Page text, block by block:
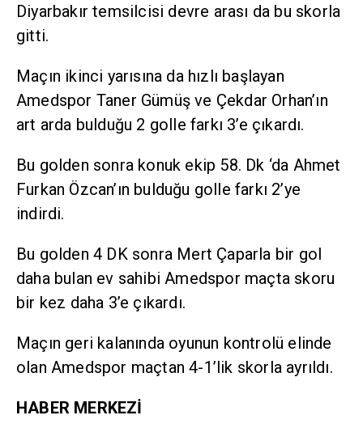
Diyarbakır temsilcisi devre arası da bu skorla
gitti.
Maçın ikinci yarısına da hızlı başlayan
Amedspor Taner Gümüş ve Çekdar Orhan’ın
art arda bulduğu 2 golle farkı 3’e çıkardı.
Bu golden sonra konuk ekip 58. Dk ‘da Ahmet
Furkan Özcan’ın bulduğu golle farkı 2’ye
indirdi.
Bu golden 4 DK sonra Mert Çaparla bir gol
daha bulan ev sahibi Amedspor maçta skoru
bir kez daha 3’e çıkardı.
Maçın geri kalanında oyunun kontrolü elinde
olan Amedspor maçtan 4-1’lik skorla ayrıldı.
HABER MERKEZİ